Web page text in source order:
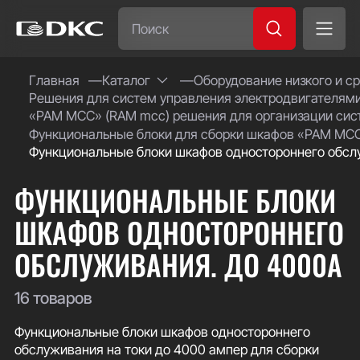
Главная Каталог
Оборудование низкого и
Решения для систем управления
«РАМ МСС» (RAM mcc) решения для организации
Функциональные блоки для сборки шкафов «РАМ
Функциональные блоки шкафов одностороннего
ФУНКЦИОНАЛЬНЫЕ БЛОКИ
ШКАФОВ ОДНОСТОРОННЕГО
ОБСЛУЖИВАНИЯ. ДО 4000А
16 товаров
Функциональные блоки шкафов одностороннего
обслуживания на токи до 4000 ампер для сборки
Часто ищут:
Специсполнение